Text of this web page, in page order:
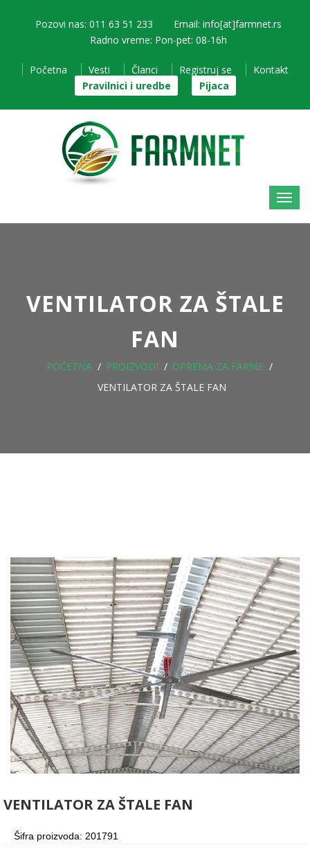
Pozovi nas: 011 63 51 233
Email: info[at]farmnet.rs
Radno vreme: Pon-pet: 08-16h
Početna Vesti Članci Registruj se
Kontakt
Pravilnici i uredbe
Pijaca
VENTILATOR ZA ŠTALE
FAN
POČETNA PROIZVODI
OPREMA ZA FARME
VENTILATOR ZA ŠTALE FAN
VENTILATOR ZA ŠTALE FAN
Šifra proizvoda: 201791